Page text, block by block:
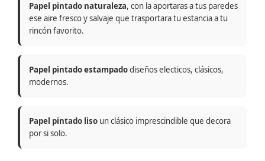
Papel pintado naturaleza, con la aportaras a tus paredes
ese aire fresco y salvaje que trasportara tu estancia a tu
rincón favorito.
Papel pintado estampadodiseños electicos, clásicos,
modernos.
Papel pintado liso un clásico imprescindible que decora
por si solo.